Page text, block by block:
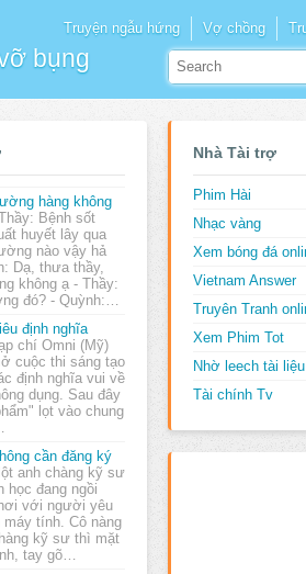
bụng
Truyện ngẫu hứng Vợ chồng
hàng không
Bệnh sốt
huyết lây qua
nào vậy hả
Dạ, thưa thầy,
không ạ - Thầy:
đó? - Quỳnh:…
định nghĩa
chí Omni (Mỹ)
cuộc thi sáng tạo
định nghĩa vui về
dụng. Sau đây
lọt vào chung
cần đăng ký
anh chàng kỹ sư
học đang ngồi
với người yêu
tính. Cô nàng
kỹ sư thì mặt
tay gõ…
Nhà Tài trợ
Phim Hài
Nhạc vàng
Xem bóng đá
Vietnam Answer
Truyên Tranh
Xem Phim Tot
Nhờ leech tài liệu
Tài chính Tv